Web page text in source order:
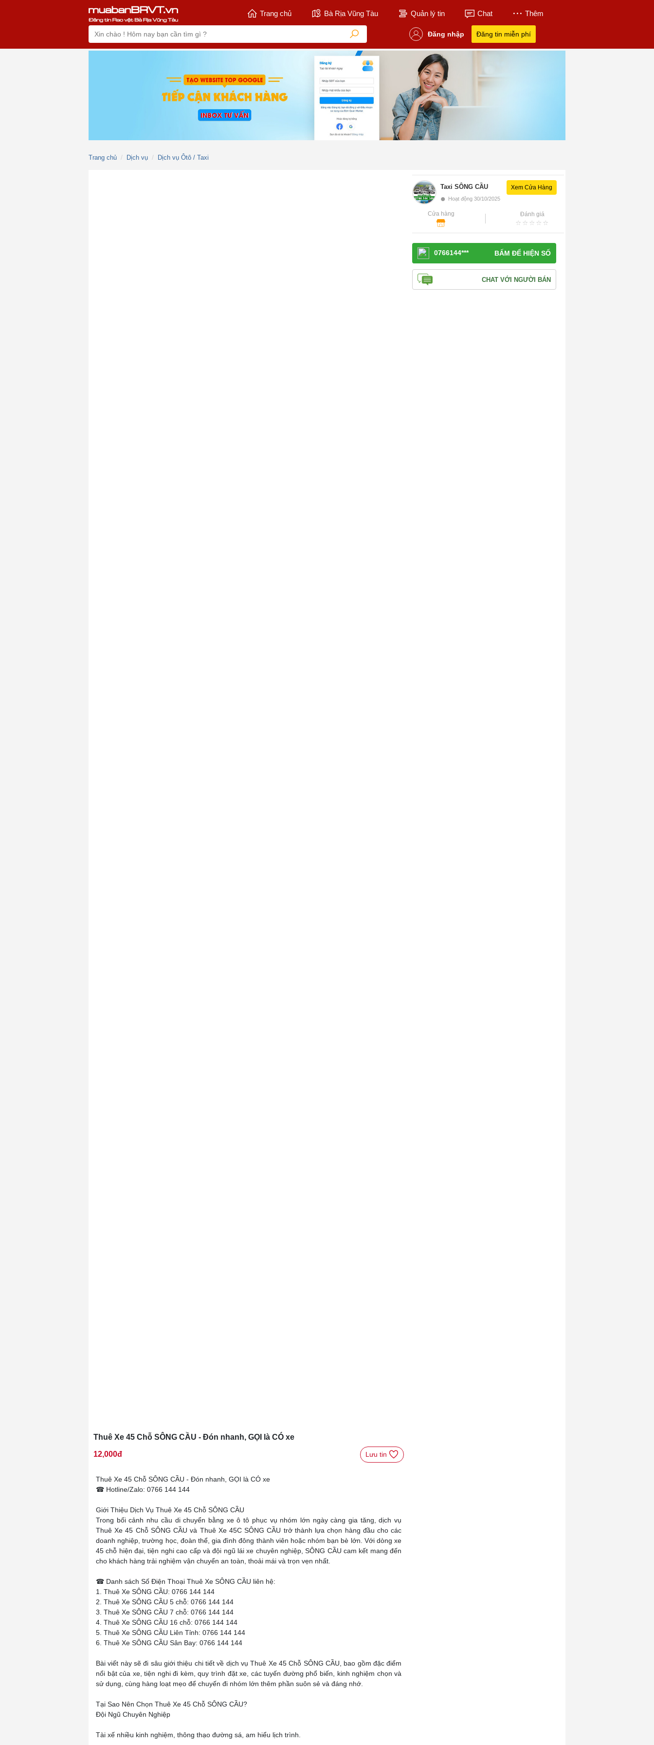
Trang chủ Bà Rịa Vũng Tàu Quản lý tin Chat Thêm
Đăng nhập Đăng tin miễn phí
Trang chủ Dịch vụ Dịch vụ Ôtô / Taxi
Thuê Xe 45 Chỗ SÔNG CẦU - Đón nhanh, GỌI là CÓ xe
12,000đ
Thuê Xe 45 Chỗ SÔNG CẦU - Đón nhanh, GỌI là CÓ xe
☎ Hotline/Zalo: 0766 144 144
Giới Thiệu Dịch Vụ Thuê Xe 45 Chỗ SÔNG CẦU
Trong bối cảnh nhu cầu di chuyển bằng xe ô tô phục vụ nhóm lớn ngày càng gia tăng, dịch vụ
Thuê Xe 45 Chỗ SÔNG CẦU và Thuê Xe 45C SÔNG CẦU trở thành lựa chọn hàng đầu cho các
doanh nghiệp, trường học, đoàn thể, gia đình đông thành viên hoặc nhóm bạn bè lớn. Với dòng xe
45 chỗ hiện đại, tiện nghi cao cấp và đội ngũ lái xe chuyên nghiệp, SÔNG CẦU cam kết mang đến
cho khách hàng trải nghiệm vận chuyển an toàn, thoải mái và trọn vẹn nhất.
☎ Danh sách Số Điện Thoại Thuê Xe SÔNG CẦU liên hệ:
1. Thuê Xe SÔNG CẦU: 0766 144 144
2. Thuê Xe SÔNG CẦU 5 chỗ: 0766 144 144
3. Thuê Xe SÔNG CẦU 7 chỗ: 0766 144 144
4. Thuê Xe SÔNG CẦU 16 chỗ: 0766 144 144
5. Thuê Xe SÔNG CẦU Liên Tỉnh: 0766 144 144
6. Thuê Xe SÔNG CẦU Sân Bay: 0766 144 144
Bài viết này sẽ đi sâu giới thiệu chi tiết về dịch vụ Thuê Xe 45 Chỗ SÔNG CẦU, bao gồm đặc điểm
nổi bật của xe, tiện nghi đi kèm, quy trình đặt xe, các tuyến đường phổ biến, kinh nghiệm chọn và
sử dụng, cùng hàng loạt mẹo để chuyến đi nhóm lớn thêm phần suôn sẻ và đáng nhớ.
Tại Sao Nên Chọn Thuê Xe 45 Chỗ SÔNG CẦU?
Đội Ngũ Chuyên Nghiệp
Tài xế nhiều kinh nghiệm, thông thạo đường sá, am hiểu lịch trình.
Taxi SÔNG CẦU Xem Cửa Hàng
• Hoạt động 30/10/2025
Cửa hàng Đánh giá
0766144*** BẤM ĐỂ HIỆN SỐ
CHAT VỚI NGƯỜI BÁN